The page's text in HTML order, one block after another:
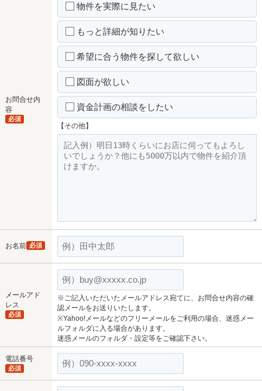
お問合せ内
容
必須
物件を実際に見たい
もっと詳細が知りたい
希望に合う物件を探して欲しい
図面が欲しい
資金計画の相談をしたい
【その他】
お名前 必須
メールアド
レス
必須
※ご記入いただいたメールアドレス宛てに、お問合せ内容の確
認メールをお送りいたします。
※Yahoo!メールなどのフリーメールをご利用の場合、迷惑メー
ルフォルダに入る場合があります。
迷惑メールのフォルダ・設定等をご確認下さい。
電話番号
必須